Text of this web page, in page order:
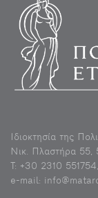
Ιδιοκτησία της
Νικ. Πλαστήρα 55,
Τ: +30 2310
e-mail: